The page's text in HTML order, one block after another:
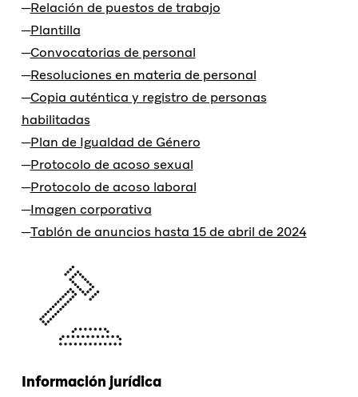
Relación de puestos de trabajo
Plantilla
Convocatorias de personal
Resoluciones en materia de personal
Copia auténtica y registro de personas
habilitadas
Plan de Igualdad de Género
Protocolo de acoso sexual
Protocolo de acoso laboral
Imagen corporativa
Tablón de anuncios hasta 15 de abril de 2024
Información jurídica